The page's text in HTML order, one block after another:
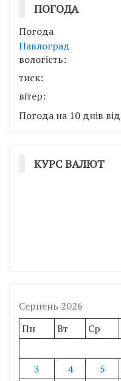
ПОГОДА
Погода
Павлоград
вологість:
тиск:
вітер:
Погода на 10 днів від
КУРС ВАЛЮТ
Серпень 2026
Пн
Вт Ср
3
4 5